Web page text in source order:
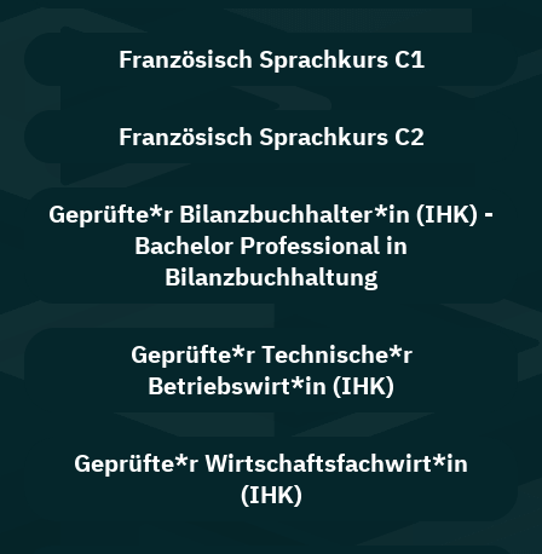
Französisch Sprachkurs C1
Französisch Sprachkurs C2
Geprüfte*r Bilanzbuchhalter*in (IHK) -
Bachelor Professional in
Bilanzbuchhaltung
Geprüfte*r Technische*r
Betriebswirt*in (IHK)
Geprüfte*r Wirtschaftsfachwirt*in
(IHK)